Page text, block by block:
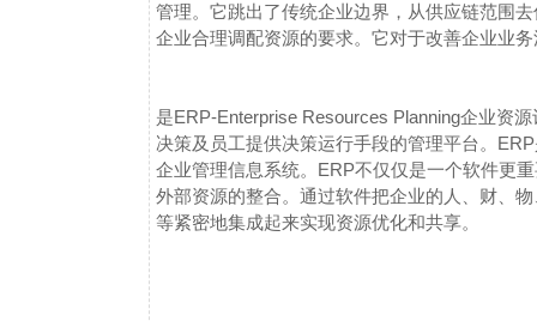
管理。它跳出了传统企业边界，从供应链范围
企业合理调配资源的要求。它对于改善企业业
是ERP-Enterprise Resources Planning企业资
决策及员工提供决策运行手段的管理平台。
企业管理信息系统。ERP不仅仅是一个软件更
外部资源的整合。通过软件把企业的人、财、
等紧密地集成起来实现资源优化和共享。